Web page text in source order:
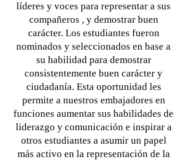
líderes y voces para representar a sus
compañeros , y demostrar buen
carácter. Los estudiantes fueron
nominados y seleccionados en base a
su habilidad para demostrar
consistentemente buen carácter y
ciudadanía. Esta oportunidad les
permite a nuestros embajadores en
funciones aumentar sus habilidades de
liderazgo y comunicación e inspirar a
otros estudiantes a asumir un papel
más activo en la representación de la